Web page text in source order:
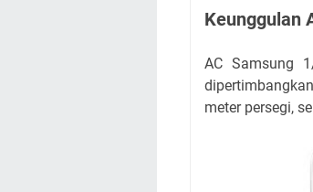
Keunggulan
AC Samsung
meter persegi,